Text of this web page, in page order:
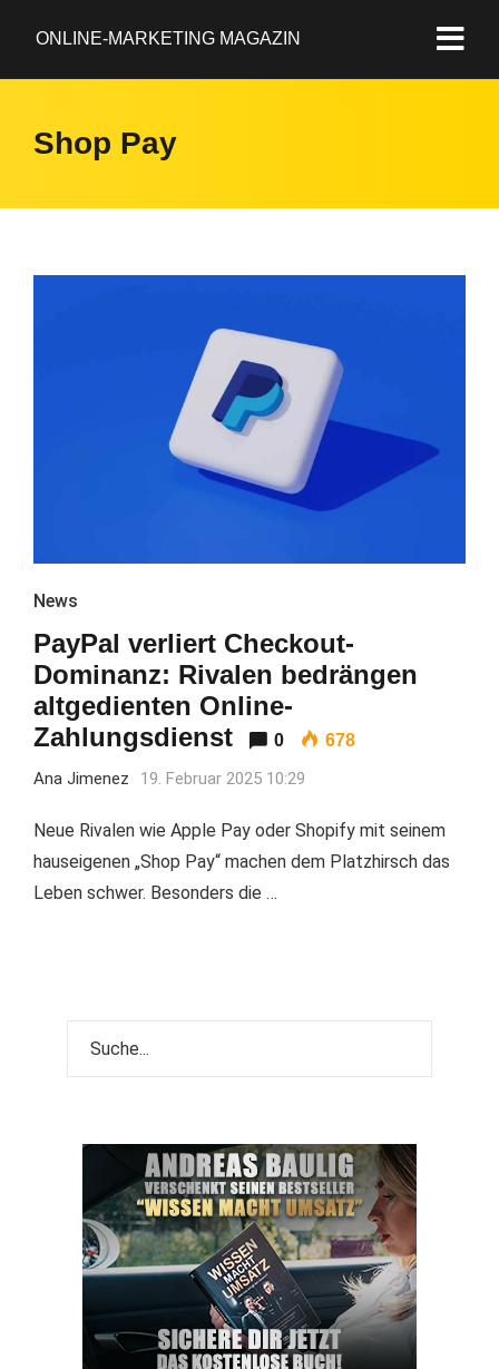
ONLINE-MARKETING MAGAZIN
Shop Pay
News
PayPal verliert Checkout-
Dominanz: Rivalen bedrängen
altgedienten Online-
Zahlungsdienst
0 678
Ana Jimenez 19. Februar 2025 10:29
Neue Rivalen wie Apple Pay oder Shopify mit seinem
hauseigenen „Shop Pay“ machen dem Platzhirsch das
Leben schwer. Besonders die …